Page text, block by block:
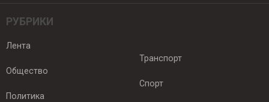
РУБРИКИ
Лента
Общество
Политика
Транспорт
Спорт